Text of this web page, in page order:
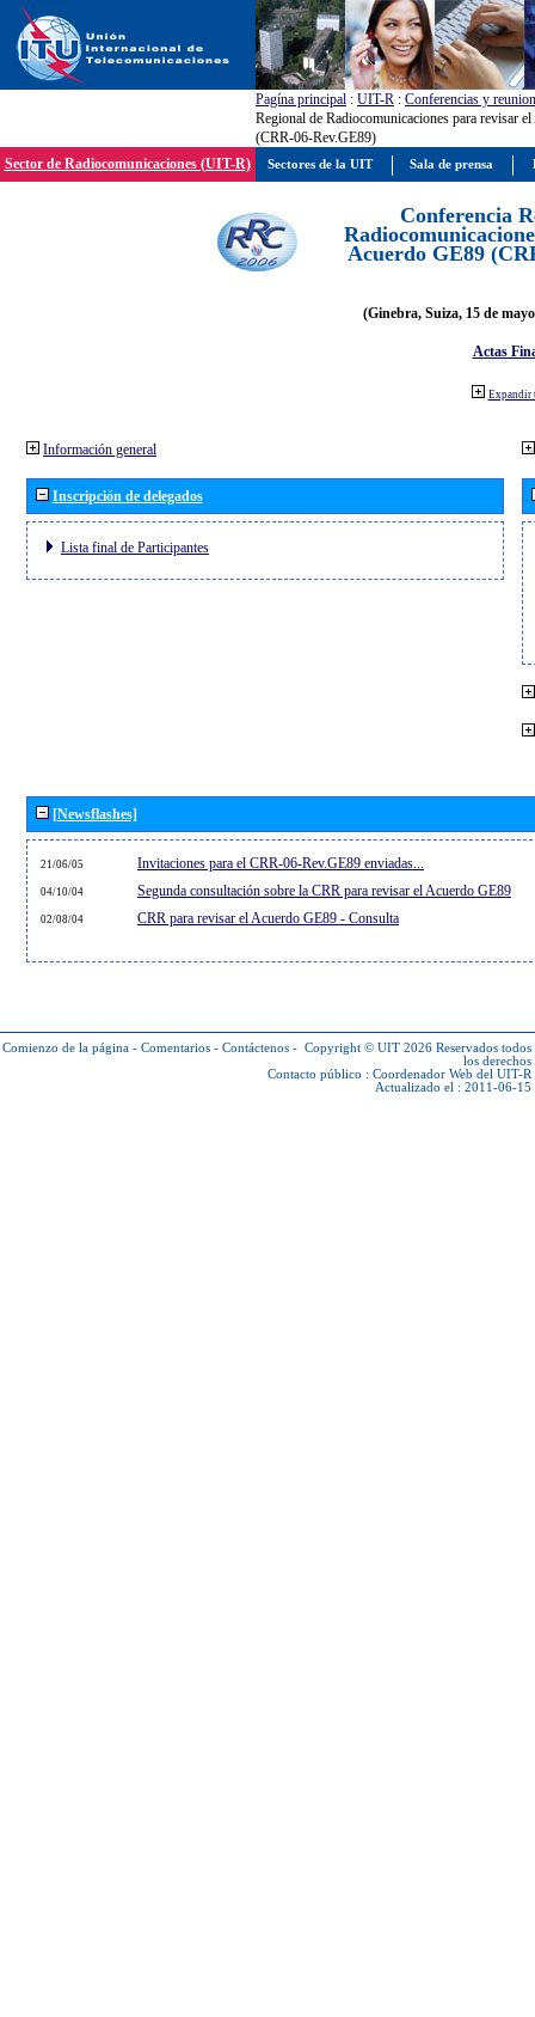
Pagína principal : UIT-R : Conferencias y
Regional de Radiocomunicaciones para revisar
(CRR-06-Rev.GE89)
Sector de Radiocomunicaciones (UIT-R)
Conferencia
Acuerdo GE89
(Ginebra, Suiza, 15 de
Actas
Expandir
Información general
Inscripción de delegados
Lista final de Participantes
[Newsflashes]
21/06/05 Invitaciones para el CRR-06-Rev.GE89 enviadas...
04/10/04 Segunda consultación sobre la CRR para revisar el Acuerdo GE89
02/08/04 CRR para revisar el Acuerdo GE89 - Consulta
Comienzo de la página - Comentarios - Contáctenos - Copyright © UIT 2026 Reservados todos
los derechos
Contacto público : Coordenador Web del UIT-R
Actualizado el : 2011-06-15
Sectores de la UIT Sala de prensa